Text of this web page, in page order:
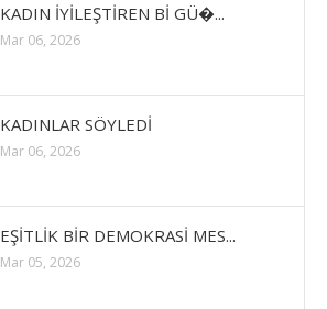
KADIN İYİLEŞTİREN Bİ GÜ�...
Mar 06, 2026
KADINLAR SÖYLEDİ
Mar 06, 2026
EŞİTLİK BİR DEMOKRASİ MES...
Mar 05, 2026